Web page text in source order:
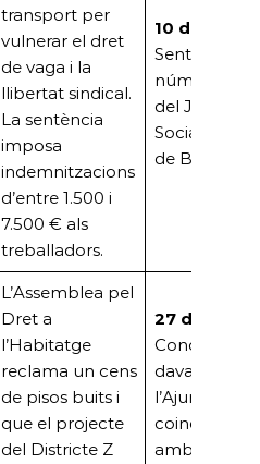
transport per
vulnerar el dret
de vaga i la
llibertat sindical.
La sentència
imposa
indemnitzacions
d’entre 1.500 i
7.500 € als
treballadors.
10 d’abril:
Sentència
núm. 91/
del Jutjat
Social núm.
de
L’Assemblea pel
Dret a
l’Habitatge
reclama un cens
de pisos buits i
que el projecte
del Districte Z
27 d’abril:
davant
l’Ajuntament
coincidint
amb la